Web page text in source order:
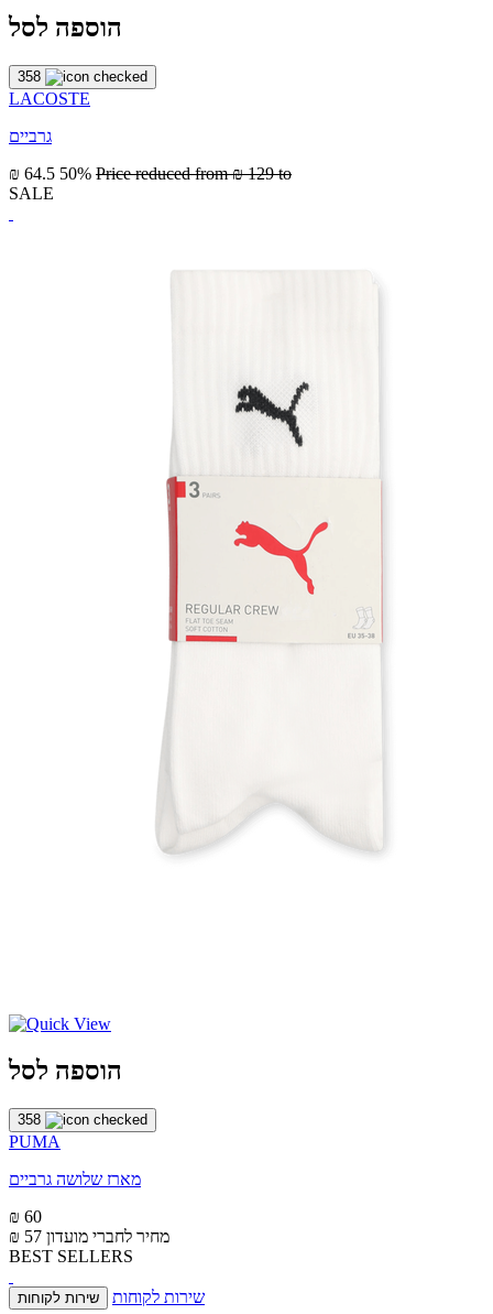
הוספה לסל
358
LACOSTE
גרביים
₪ 64.5 50% Price reduced from₪ 129 to
SALE
הוספה לסל
358
PUMA
מארז שלושה גרביים
₪ 60
₪ 57 מחיר לחברי מועדון
BEST SELLERS
שירות לקוחות שירות לקוחות